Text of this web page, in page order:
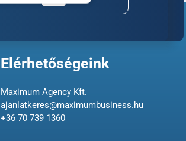
Elérhetőségeink
Maximum Agency Kft.
ajanlatkeres@maximumbusiness.hu
+36 70 739 1360